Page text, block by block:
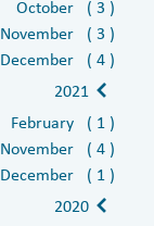
October ( 3 )
November ( 3 )
December ( 4 )
2021
February ( 1 )
November ( 4 )
December ( 1 )
2020